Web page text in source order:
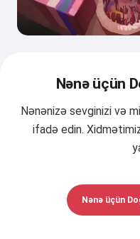
Nənə üçün
Nənənizə sevginizi və
ifadə edin.
Nənə üçün